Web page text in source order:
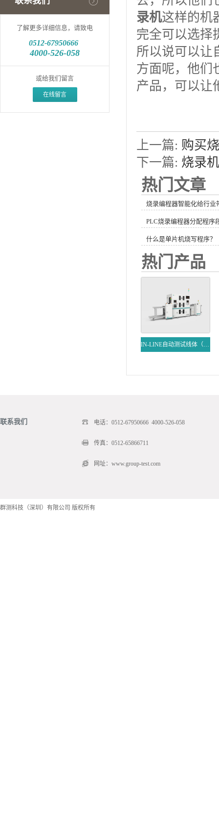
了解更多详细信息，请致电
0512-67950666
4000-526-058
或给我们留言
在线留言
录机这样的机
完全可以选择
所以说可以让
方面呢，他们
产品，可以让
上一篇: 购买
下一篇: 烧录
热门文章
烧录编程器智能化给行业
PLC烧录编程器分配程序
什么是单片机烧写程序？
热门产品
IN-LINE自动测试线体（塔式三通道）
联系我们 电话：0512-67950666 4000-526-058
传真：0512-65866711
网址：www.group-test.com
群测科技（深圳）有限公司 版权所有